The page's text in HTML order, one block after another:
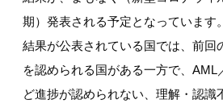
期）発表される予定となっています
結果が公表されている国では、前回
を認められる国がある一方で、AML
ど進捗が認められない、理解・認識